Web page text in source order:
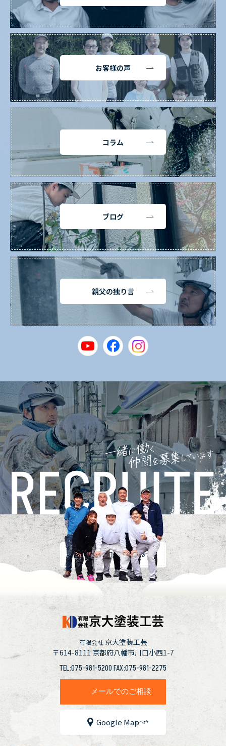
お客様の声
コラム
ブログ
親父の独り言
採用情報
有限会社 京大塗装工芸
〒614-8111京都府八幡市川口小西1-7
TEL:075-981-5200 FAX:075-981-2275
メールでのご相談
Google Map